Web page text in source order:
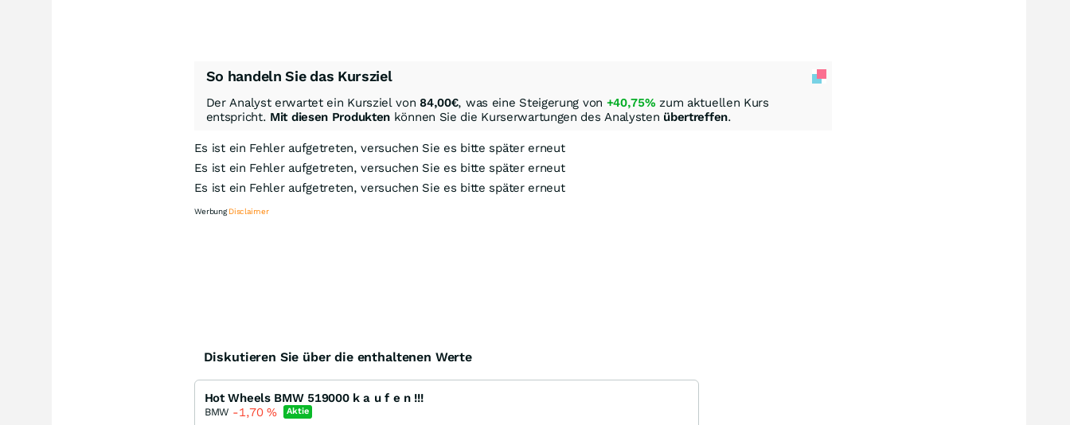
So handeln Sie das Kursziel
Der Analyst erwartet ein Kursziel von84,00€, was eine Steigerung von +40,75% zum aktuellen Kurs
entspricht. Mit diesen Produkten können Sie die Kurserwartungen des Analysten übertreffen.
Es ist ein Fehler aufgetreten, versuchen Sie es bitte später erneut
Es ist ein Fehler aufgetreten, versuchen Sie es bitte später erneut
Es ist ein Fehler aufgetreten, versuchen Sie es bitte später erneut
WerbungDisclaimer
Diskutieren Sie über die enthaltenen Werte
Hot Wheels BMW 519000 k a u f e n !!!
BMW -1,70% Aktie